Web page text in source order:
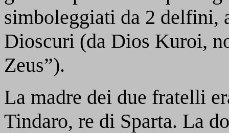
simboleggiati da 2 delfini,
Dioscuri (da Dios Kuroi,
Zeus”).
La madre dei due fratelli
Tindaro, re di Sparta. La